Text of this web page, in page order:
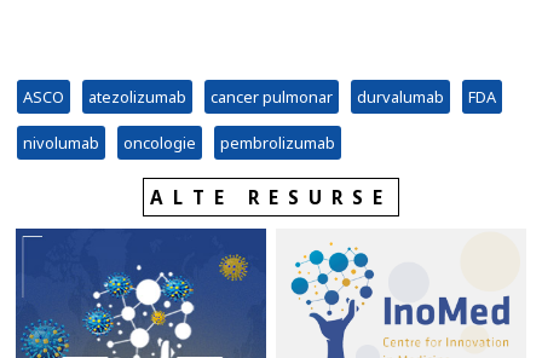
ASCO atezolizumab cancer pulmonar durvalumab FDA
nivolumab oncologie pembrolizumab
ALTE RESURSE